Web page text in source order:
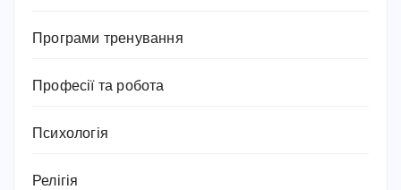
Програми тренування
Професії та робота
Психологія
Релігія